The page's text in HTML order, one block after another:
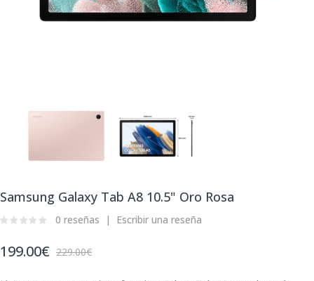
Samsung Galaxy Tab A8 10.5" Oro Rosa
0 reseñas Escribir una reseña
199.00€ 229.00€